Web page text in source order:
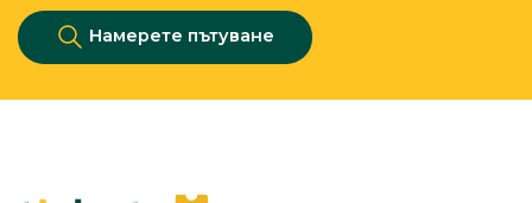
Намерете пътуване